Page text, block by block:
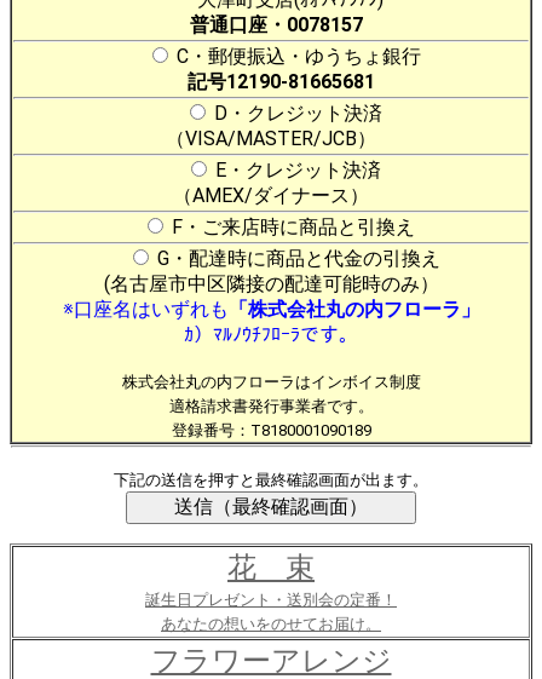
普通口座・0078157
C・郵便振込・ゆうちょ銀行
記号12190-81665681
D・クレジット決済
（VISA/MASTER/JCB）
E・クレジット決済
（AMEX/ダイナース）
F・ご来店時に商品と引換え
G・配達時に商品と代金の引換え
(名古屋市中区隣接の配達可能時のみ）
※口座名はいずれも 「株式会社丸の内フローラ」
ｶ）ﾏﾙﾉｳﾁﾌﾛｰﾗです。
株式会社丸の内フローラはインボイス制度
適格請求書発行事業者です。
登録番号：T8180001090189
下記の送信を押すと最終確認画面が出ます。
花 束
誕生日プレゼント・送別会の定番！
あなたの想いをのせてお届け。
フラワーアレンジ